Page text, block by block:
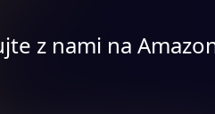
z nami na